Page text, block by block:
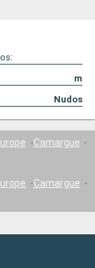
m
Nudos
Camargue
Camargue